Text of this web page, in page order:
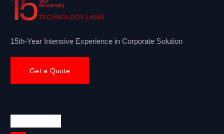
15th-Year Intensive Experience in Corporate Solution
Get a Quote